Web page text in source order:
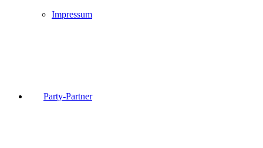
Impressum
Party-Partner